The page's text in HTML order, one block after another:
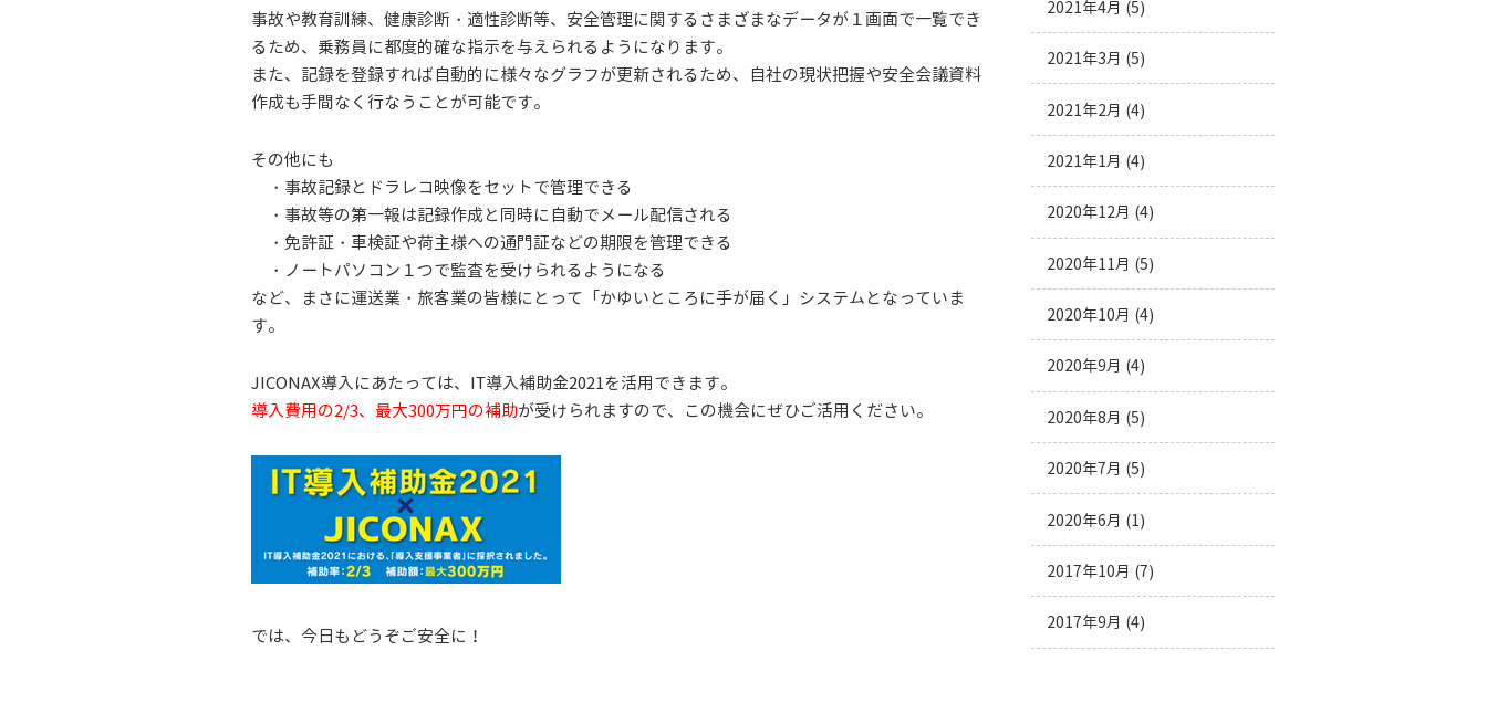
事故や教育訓練、健康診断・適性診断等、安全管理に関するさまざまなデータが１画面で一覧でき
るため、乗務員に都度的確な指示を与えられるようになります。
また、記録を登録すれば自動的に様々なグラフが更新されるため、自社の現状把握や安全会議資料
作成も手間なく行なうことが可能です。
その他にも
・事故記録とドラレコ映像をセットで管理できる
・事故等の第一報は記録作成と同時に自動でメール配信される
・免許証・車検証や荷主様への通門証などの期限を管理できる
・ノートパソコン１つで監査を受けられるようになる
など、まさに運送業・旅客業の皆様にとって「かゆいところに手が届く」システムとなっていま
す。
JICONAX導入にあたっては、IT導入補助金2021を活用できます。
導入費用の2/3、最大300万円の補助が受けられますので、この機会にぜひご活用ください。
では、今日もどうぞご安全に！
2021年4月 (5)
2021年3月 (5)
2021年2月 (4)
2021年1月 (4)
2020年12月 (4)
2020年11月 (5)
2020年10月 (4)
2020年9月 (4)
2020年8月 (5)
2020年7月 (5)
2020年6月 (1)
2017年10月 (7)
2017年9月 (4)